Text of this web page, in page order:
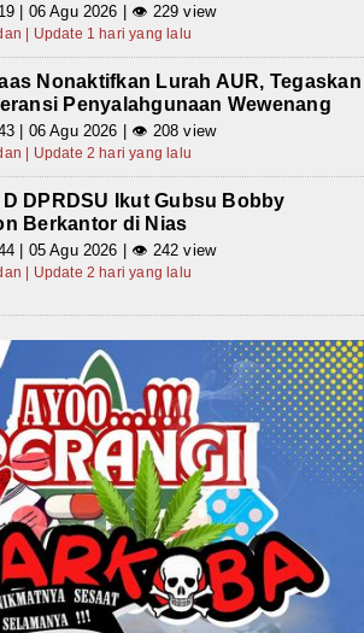
| 06 Agu 2026 | 👁 229 view
| Update 1 hari yang lalu
Nonaktifkan Lurah AUR, Tegaskan
Penyalahgunaan Wewenang
| 06 Agu 2026 | 👁 208 view
| Update 2 hari yang lalu
DPRDSU Ikut Gubsu Bobby
Berkantor di Nias
| 05 Agu 2026 | 👁 242 view
| Update 2 hari yang lalu